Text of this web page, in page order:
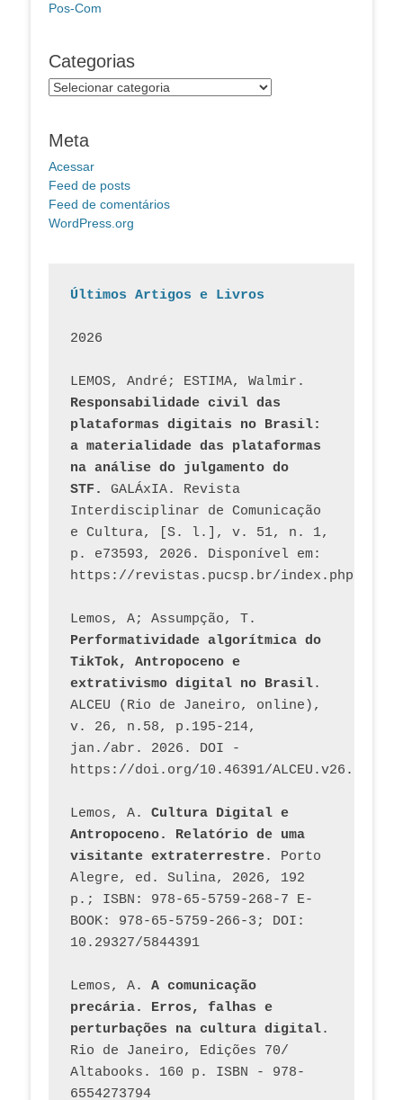
Pos-Com
Categorias
Categorias
Meta
Acessar
Feed de posts
Feed de comentários
WordPress.org
Últimos Artigos e Livros
2026
Responsabilidade civil das
plataformas digitais no Brasil:
a materialidade das plataformas
na análise do julgamento do
STF.
GALÁxIA. Revista
Interdisciplinar de Comunicação
e Cultura, [S. l.], v. 51, n. 1,
p. e73593, 2026. Disponível em:
Performatividade algorítmica do
TikTok, Antropoceno e
extrativismo digital no Brasil.
ALCEU (Rio de Janeiro, online),
v. 26, n.58, p.195-214,
jan./abr. 2026. DOI -
https://doi.org/10.46391/
Lemos, A. Cultura Digital e
Antropoceno. Relatório de uma
visitante extraterrestre. Porto
Alegre, ed. Sulina, 2026, 192
p.; ISBN: 978-65-5759-268-7 E-
BOOK: 978-65-5759-266-3; DOI:
10.29327/5844391
Lemos, A. A comunicação
precária. Erros, falhas e
perturbações na cultura digital.
Rio de Janeiro, Edições 70/
Altabooks. 160 p. ISBN - 978-
6554273794